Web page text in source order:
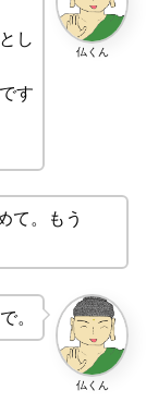
仏くん
し
す
て。もう
仏くん
。